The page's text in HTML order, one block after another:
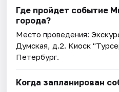
Где пройдет событие
города?
Место проведения:
Думская, д.2. Киоск
Петербург.
Когда запланирован